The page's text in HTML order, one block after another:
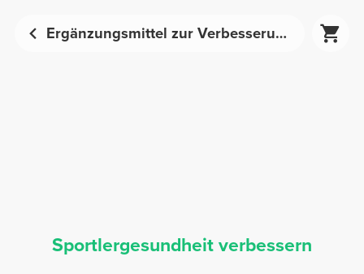
Ergänzungsmittel zur Verbesserung der Sportlergesundheit | Prozis
Sportlergesundheit verbessern